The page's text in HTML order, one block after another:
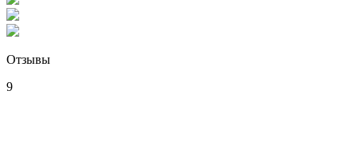
Отзывы
9